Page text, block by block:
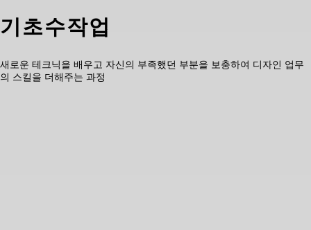
기초수작업
새로운 테크닉을 배우고 자신의 부족했던 부분을 보충하여 디자인 업무
의 스킬을 더해주는 과정